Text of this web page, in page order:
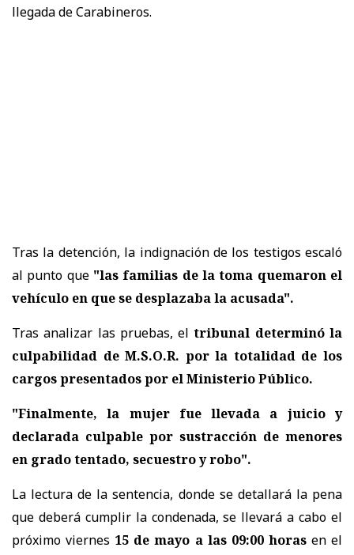
llegada de Carabineros.
Tras la detención, la indignación de los testigos escaló
al punto que "las familias de la toma quemaron el
vehículo en que se desplazaba la acusada".
Tras analizar las pruebas, eltribunal determinó la
culpabilidad de M.S.O.R. por la totalidad de los
cargos presentados por el Ministerio Público.
"Finalmente, la mujer fue llevada a juicio y
declarada culpable por sustracción de menores
en grado tentado, secuestro y robo".
La lectura de la sentencia, donde se detallará la pena
que deberá cumplir la condenada, se llevará a cabo el
próximo viernes 15 de mayo a las 09:00 horasen el